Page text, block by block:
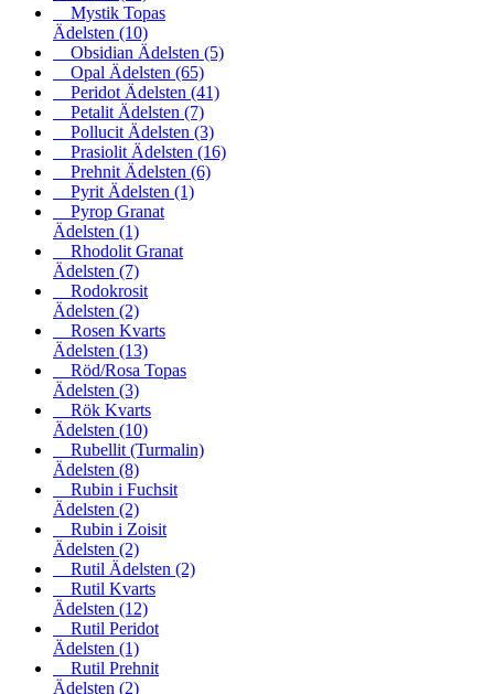
Mystik Topas
Ädelsten (10)
Obsidian Ädelsten (5)
Opal Ädelsten (65)
Peridot Ädelsten (41)
Petalit Ädelsten (7)
Pollucit Ädelsten (3)
Prasiolit Ädelsten (16)
Prehnit Ädelsten (6)
Pyrit Ädelsten (1)
Pyrop Granat
Ädelsten (1)
Rhodolit Granat
Ädelsten (7)
Rodokrosit
Ädelsten (2)
Rosen Kvarts
Ädelsten (13)
Röd/Rosa Topas
Ädelsten (3)
Rök Kvarts
Ädelsten (10)
Rubellit (Turmalin)
Ädelsten (8)
Rubin i Fuchsit
Ädelsten (2)
Rubin i Zoisit
Ädelsten (2)
Rutil Ädelsten (2)
Rutil Kvarts
Ädelsten (12)
Rutil Peridot
Ädelsten (1)
Rutil Prehnit
Ädelsten (2)